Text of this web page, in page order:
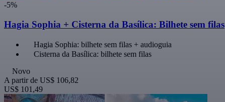
-5%
Hagia Sophia + Cisterna da Basílica: Bilhete sem filas
Hagia Sophia: bilhete sem filas + audioguia
Cisterna da Basílica: bilhete sem filas
Novo
A partir de US$ 106,82
US$ 101,49